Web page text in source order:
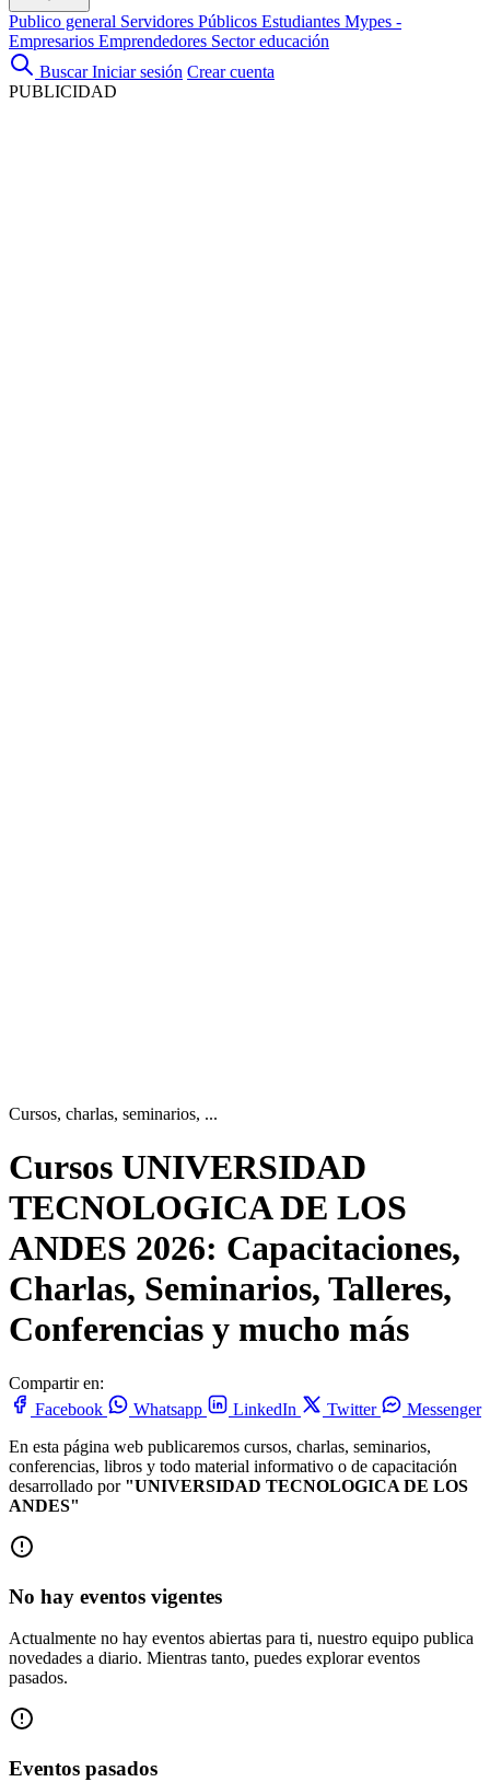
Publico general Servidores Públicos Estudiantes Mypes -
Empresarios Emprendedores Sector educación
Buscar Iniciar sesión Crear cuenta
PUBLICIDAD
Cursos, charlas, seminarios, ...
Cursos UNIVERSIDAD
TECNOLOGICA DE LOS
ANDES 2026: Capacitaciones,
Charlas, Seminarios, Talleres,
Conferencias y mucho más
Compartir en:
Facebook
Whatsapp LinkedIn Twitter
Messenger
En esta página web publicaremos cursos, charlas, seminarios,
conferencias, libros y todo material informativo o de capacitación
desarrollado por "UNIVERSIDAD TECNOLOGICA DE LOS
ANDES"
No hay eventos vigentes
Actualmente no hay eventos abiertas para ti, nuestro equipo publica
novedades a diario. Mientras tanto, puedes explorar eventos
pasados.
Eventos pasados